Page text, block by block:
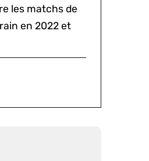
les matchs de
en 2022 et